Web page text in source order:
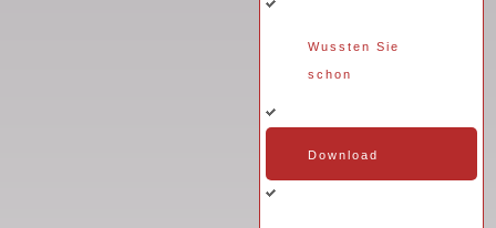
Wussten Sie
schon
Download